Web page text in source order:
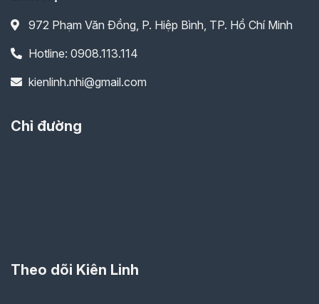
972 Phạm Văn Đồng, P. Hiệp Bình, TP. Hồ Chí Minh
Hotline: 0908.113.114
kienlinh.nhi@gmail.com
Chỉ đường
Theo dõi Kiên Linh